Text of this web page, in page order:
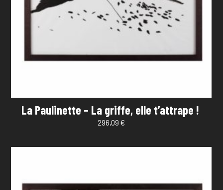
La Paulinette – La griffe, elle t’attrape !
296,09 €